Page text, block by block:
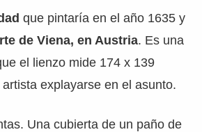
que pintaría en el año 1635 y
de Viena, en Austria. Es una
el lienzo mide 174 x 139
explayarse en el asunto.
Una cubierta de un paño de